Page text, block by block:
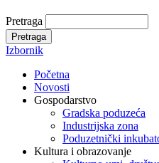
Pretraga
Izbornik
Početna
Novosti
Gospodarstvo
Gradska poduzeća
Industrijska zona
Poduzetnički
Kultura i obrazovanje